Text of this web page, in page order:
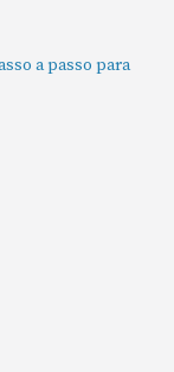
a passo para